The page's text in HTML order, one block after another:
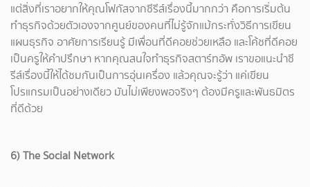
แต่สิ่งที่เราอยากให้คุณโฟกัสจากซีรีส์เรื่องนี้มากกว่า คือการเริ่มต้น
ทำธุรกิจด้วยตัวเองจากศูนย์ของคนที่ไม่รู้จักแม้กระทั่งวิธีการเขียน
แผนธุรกิจ อาศัยการเรียนรู้ มีเพื่อนที่ดีคอยช่วยเหลือ และโค้ชที่ดีคอย
เป็นครูให้คำปรึกษา หากคุณสนใจทำธุรกิจสตาร์ทอัพ เราขอแนะนำซี
รีส์เรื่องนี้ให้ได้ชมกันเป็นการอุ่นเครื่อง แล้วคุณจะรู้ว่า แค่เขียน
โปรแกรมเป็นอย่างเดียว มันไม่เพียงพอจริงๆ ต้องมีครูและพันธมิตร
ที่ดีด้วย
6) The Social Network